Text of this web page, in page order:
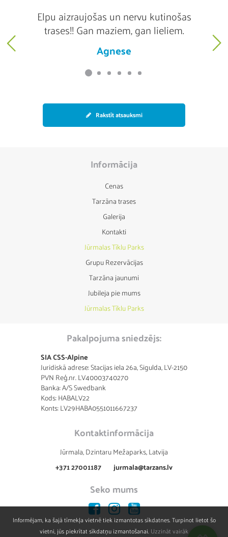
Elpu aizraujošas un nervu kutinošas
trases!! Gan maziem, gan lieliem.
Agnese
Rakstīt atsauksmi
Informācija
Cenas
Tarzāna trases
Galerija
Kontakti
Jūrmalas Tīklu Parks
Grupu Rezervācijas
Tarzāna jaunumi
Jubileja pie mums
Jūrmalas Tīklu Parks
Pakalpojuma sniedzējs:
SIA CSS-Alpine
Juridiskā adrese: Stacijas iela 26a, Sigulda, LV-2150
PVN Reģ.nr. LV40003740270
Banka: A/S Swedbank
Kods: HABALV22
Konts: LV29HABA0551011667237
Kontaktinformācija
Jūrmala, Dzintaru Mežaparks, Latvija
+371 27001187
jurmala@tarzans.lv
Seko mums
Informējam, ka šajā tīmekļa vietnē tiek izmantotas sīkdatnes. Turpinot lietot šo
vietni, jūs piekrītat sīkdatņu izmantošanai.Uzzināt vairāk